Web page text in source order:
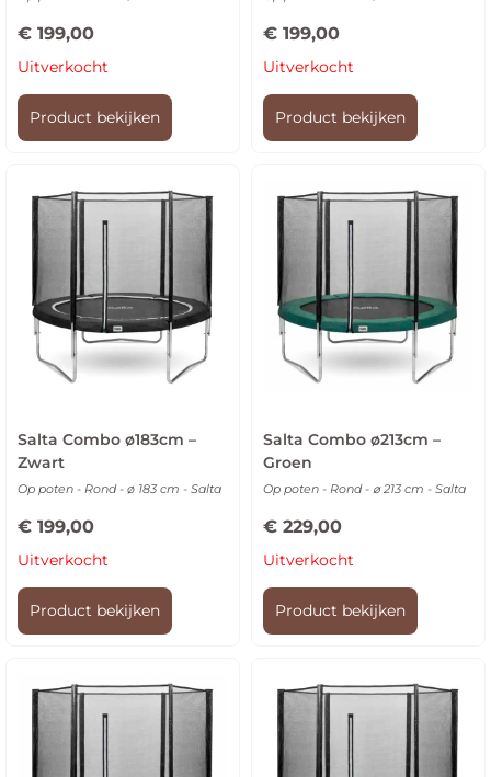
€ 199,00
Uitverkocht
Product bekijken
€ 199,00
Uitverkocht
Product bekijken
Salta Combo ø183cm –
Zwart
Op poten - Rond - ø 183 cm - Salta
€ 199,00
Uitverkocht
Product bekijken
Salta Combo ø213cm –
Groen
Op poten - Rond - ⌀ 213 cm - Salta
€ 229,00
Uitverkocht
Product bekijken